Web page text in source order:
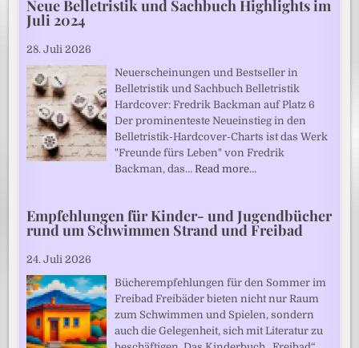
Neue Belletristik und Sachbuch Highlights im
Juli 2024
28. Juli 2026
Neuerscheinungen und Bestseller in
Belletristik und Sachbuch Belletristik
Hardcover: Fredrik Backman auf Platz 6
Der prominenteste Neueinstieg in den
Belletristik-Hardcover-Charts ist das Werk
"Freunde fürs Leben" von Fredrik
Backman, das…Read more…
Empfehlungen für Kinder- und Jugendbücher
rund um Schwimmen Strand und Freibad
24. Juli 2026
Bücherempfehlungen für den Sommer im
Freibad Freibäder bieten nicht nur Raum
zum Schwimmen und Spielen, sondern
auch die Gelegenheit, sich mit Literatur zu